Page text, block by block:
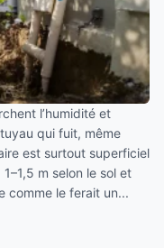
l’humidité et
qui fuit, même
est surtout superficiel
m selon le sol et
comme le ferait un...